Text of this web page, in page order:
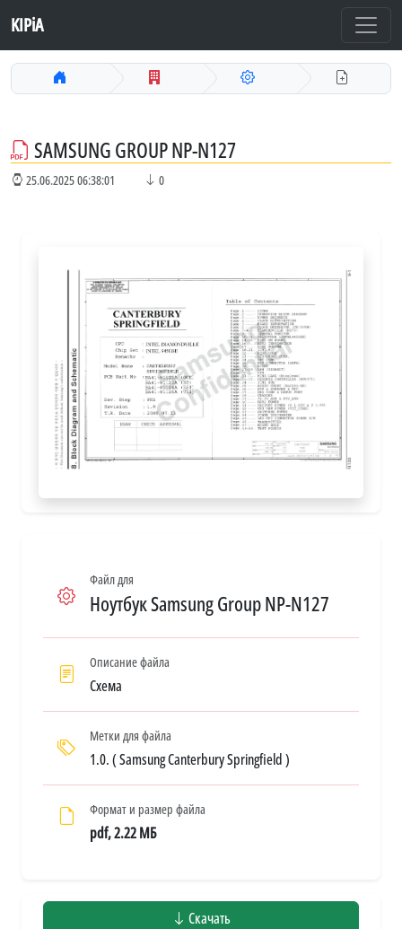
KIPiA
SAMSUNG GROUP NP-N127
25.06.2025 06:38:01 0
Файл для
Ноутбук Samsung Group NP-N127
Описание файла
Схема
Метки для файла
1.0. ( Samsung Canterbury Springfield )
Формат и размер файла
pdf, 2.22 МБ
Скачать